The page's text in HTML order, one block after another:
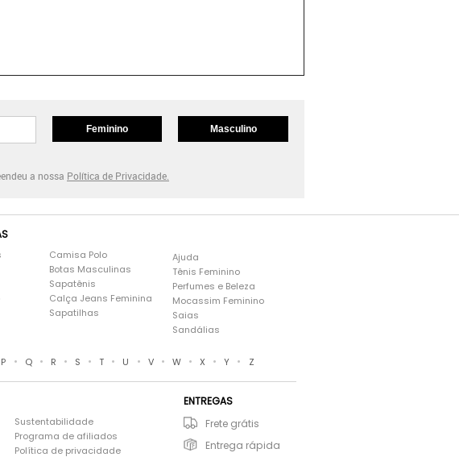
Feminino Masculino
a nossa Política de Privacidade.
Camisa Polo
Botas Masculinas
Sapatênis
Calça Jeans Feminina
Sapatilhas
Ajuda
Tênis Feminino
Perfumes e Beleza
Mocassim Feminino
Saias
Sandálias
P • Q • R • S • T • U • V • W • X • Y • Z
Sustentabilidade
Programa de afiliados
Política de privacidade
ENTREGAS
Frete grátis
Entrega rápida